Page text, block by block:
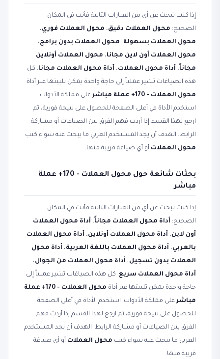
إذا كنت تبحث عن أي من العبارات التالية فأنت في المكان
الصحيح: محول العملات دقيق، محول العملات فوري،
محول العملات بسهولة، محول العملات بدون برامج،
محول العملات أون لاين مجانا، محول العملات أونلاين
مجاناً، أداة محول العملات، أداة محول العملات مجانا. كل
هذه الصياغات تشير عملياً إلى حاجة واحدة يمكن تلبيتها عبر أداة
محول العملات - 170+ عملة مباشر
على مملكة الأدوات.
استخدم الأداة في أعلى الصفحة للحصول على نتيجة فورية، ثم
ارجع لهذا القسم إذا أردت فهم الفرق بين الصياغات أو مشاركة
الرابط. الهدف أن يجد المستخدم العربي ما يبحث عنه سواء كتب
محول العملات أو أي صياغة قريبة منها.
بحثات شائعة حول محول العملات - 170+ عملة
مباشر
إذا كنت تبحث عن أي من العبارات التالية فأنت في المكان
الصحيح: أداة محول العملات مجاناً، أداة محول العملات
أون لاين، أداة محول العملات أونلاين، أداة محول العملات
بالعربي، أداة محول العملات باللغة العربية، أداة محول
العملات بدون تسجيل، أداة محول العملات من الجوال،
أداة محول العملات سريع. كل هذه الصياغات تشير عملياً إلى
حاجة واحدة يمكن تلبيتها عبر أداة
محول العملات - 170+ عملة
مباشرعلى مملكة الأدوات. استخدم الأداة في أعلى الصفحة
للحصول على نتيجة فورية، ثم ارجع لهذا القسم إذا أردت فهم
الفرق بين الصياغات أو مشاركة الرابط. الهدف أن يجد المستخدم
العربي ما يبحث عنه سواء كتب محول العملات أو أي صياغة
قريبة منها.